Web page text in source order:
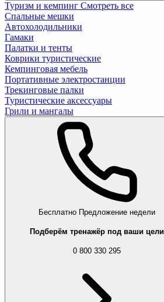
Туризм и кемпинг Смотреть все
Спальные мешки
Автохолодильники
Гамаки
Палатки и тенты
Коврики туристические
Кемпинговая мебель
Портативные электростанции
Трекинговые палки
Туристические аксессуары
Грили и мангалы
Бесплатно Предложение недели
Подберём тренажёр под ваши цели
0 800 330 295